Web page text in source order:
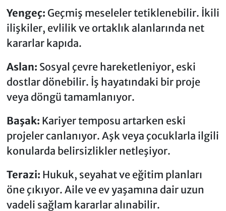
Yengeç: Geçmiş meseleler tetiklenebilir. İkili
ilişkiler, evlilik ve ortaklık alanlarında net
kararlar kapıda.
Aslan: Sosyal çevre hareketleniyor, eski
dostlar dönebilir. İş hayatındaki bir proje
veya döngü tamamlanıyor.
Başak: Kariyer temposu artarken eski
projeler canlanıyor. Aşk veya çocuklarla ilgili
konularda belirsizlikler netleşiyor.
Terazi: Hukuk, seyahat ve eğitim planları
öne çıkıyor. Aile ve ev yaşamına dair uzun
vadeli sağlam kararlar alınabilir.